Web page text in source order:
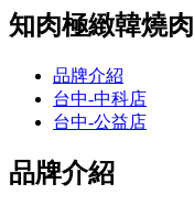
知肉極緻韓燒肉
品牌介紹
台中-中科店
台中-公益店
品牌介紹